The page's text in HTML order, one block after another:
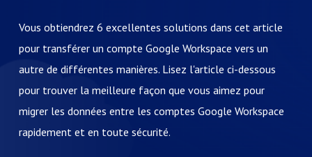
Vous obtiendrez 6 excellentes solutions dans cet article
pour transférer un compte Google Workspace vers un
autre de différentes manières. Lisez l'article ci-dessous
pour trouver la meilleure façon que vous aimez pour
migrer les données entre les comptes Google Workspace
rapidement et en toute sécurité.